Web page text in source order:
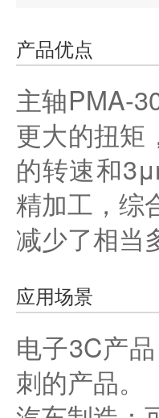
产品优点
主轴PMA-
更大的扭矩
的转速和
精加工，综
减少了相当
应用场景
电子3C产
刺的产品。